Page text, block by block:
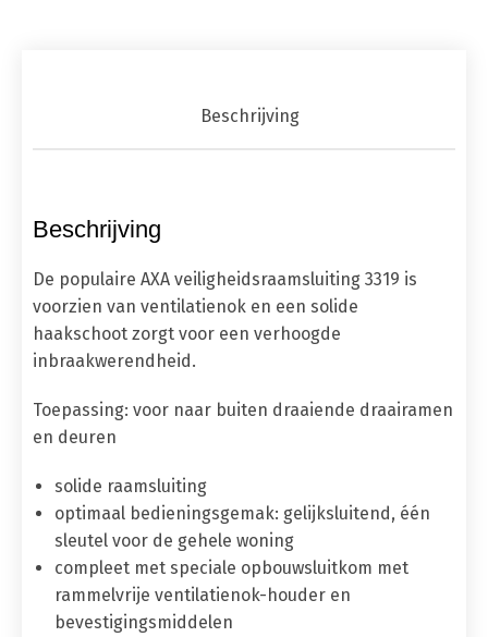
Beschrijving
Beschrijving
De populaire AXA veiligheidsraamsluiting 3319 is
voorzien van ventilatienok en een solide
haakschoot zorgt voor een verhoogde
inbraakwerendheid.
Toepassing: voor naar buiten draaiende draairamen
en deuren
solide raamsluiting
optimaal bedieningsgemak: gelijksluitend, één
sleutel voor de gehele woning
compleet met speciale opbouwsluitkom met
rammelvrije ventilatienok-houder en
bevestigingsmiddelen